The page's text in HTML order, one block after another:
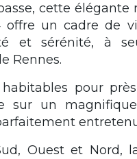
cette élégante
offre un cadre de
et sérénité, à
Rennes.
pour
sur un
Ouest et Nord,